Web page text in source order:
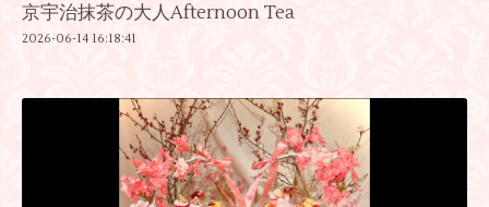
京宇治抹茶の大人Afternoon Tea
2026-06-14 16:18:41